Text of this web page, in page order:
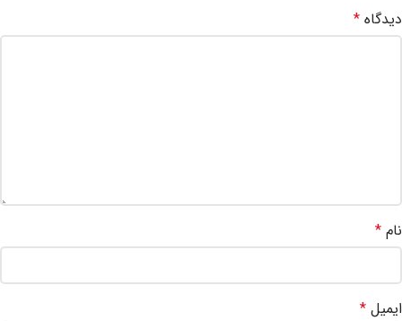
دیدگاه *
نام *
ایمیل *